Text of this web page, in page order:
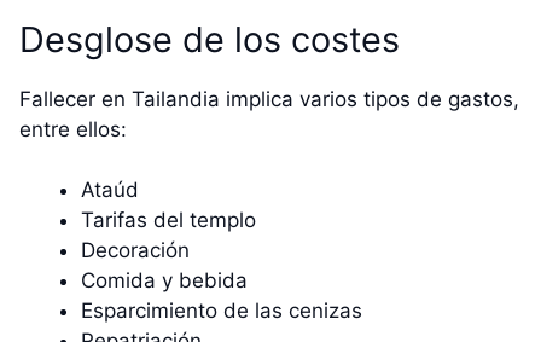
Desglose de los costes
Fallecer en Tailandia implica varios tipos de gastos,
entre ellos:
Ataúd
Tarifas del templo
Decoración
Comida y bebida
Esparcimiento de las cenizas